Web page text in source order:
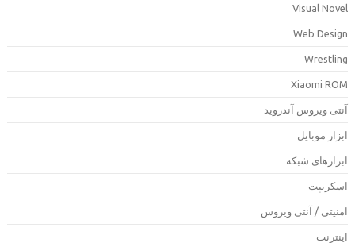
Visual
Web
Xiaomi
ویروس آندروید
موبایل
شبکه
/ آنتی ویروس